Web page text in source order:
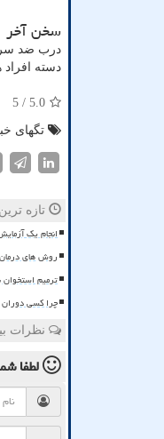
سخن آخر
درب ضد
دسته
5.0
/ 5
تگهای
تازه
انجام یک
روش های
ترمیم استخوان
چرا کسی دوران
نظرات
لطفا